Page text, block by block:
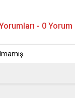
- 0 Yorum